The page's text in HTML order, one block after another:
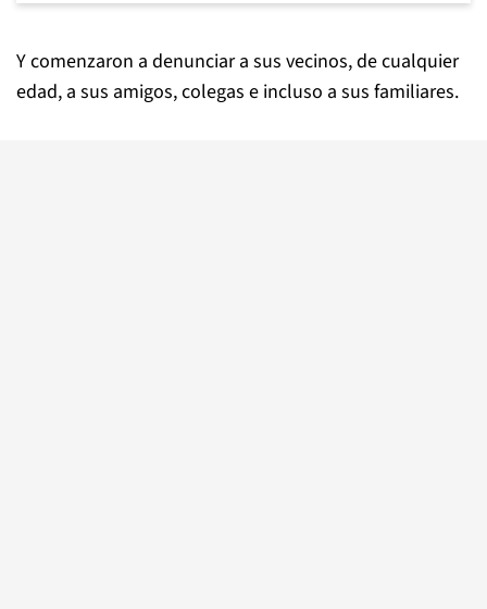
Y comenzaron a denunciar a sus vecinos, de cualquier
edad, a sus amigos, colegas e incluso a sus familiares.